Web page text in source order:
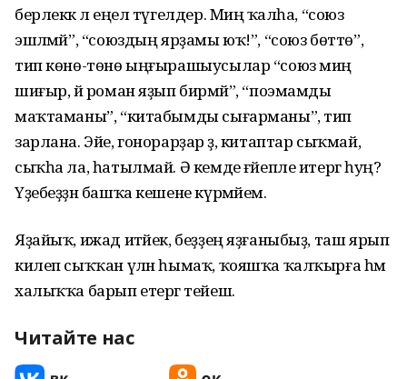
берлеккә лә еңел түгелдер. Миңә ҡалһа, “союз
эшләмәй”, “союздың ярҙамы юҡ!”, “союз бөттө”,
тип көнө-төнө ыңғырашыусылар “союз миңә
шиғыр, йә роман яҙып бирмәй”, “поэмамды
маҡтаманы”, “китабымды сығарманы”, тип
зарлана. Эйе, гонорарҙар әҙ, китаптар сыҡмай,
сыҡһа ла, һатылмай. Ә кемде ғәйепле итергә һуң?
Үҙебеҙҙән башҡа кешене күрмәйем.
Яҙайыҡ, ижад итәйек, беҙҙең яҙғаныбыҙ, таш ярып
килеп сыҡҡан үлән һымаҡ, ҡояшҡа ҡалҡырға һәм
халыҡҡа барып етергә тейеш.
Читайте нас